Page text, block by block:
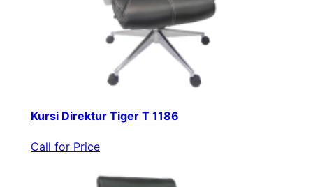
Kursi Direktur Tiger T 1186
Call for Price